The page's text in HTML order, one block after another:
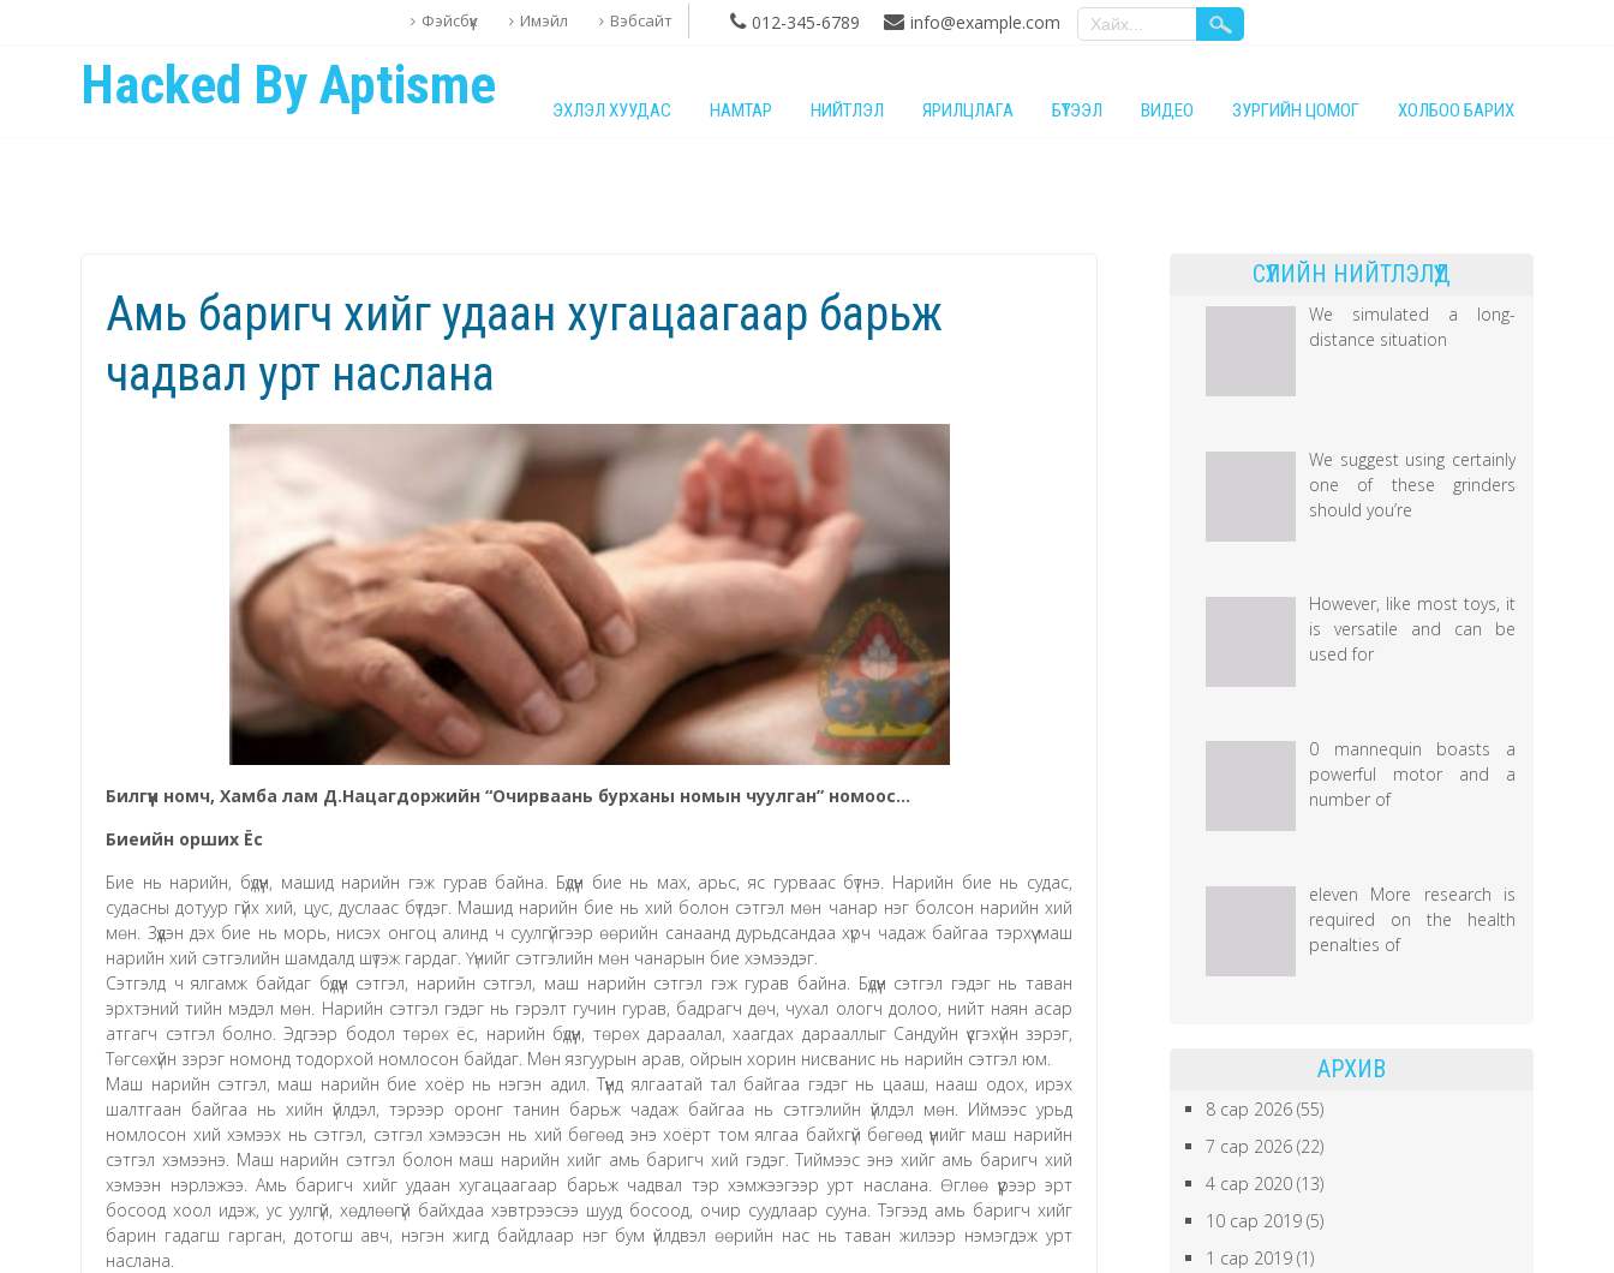
Фэйсбүүк Имэйл Вэбсайт 012-345-6789 info@example.com
Hacked By Aptisme ЭХЛЭЛ ХУУДАС НАМТАР НИЙТЛЭЛ ЯРИЛЦЛАГА БҮТЭЭЛ ВИДЕО ЗУРГИЙН ЦОМОГ ХОЛБОО БАРИХ
Амь баригч хийг удаан хугацаагаар барьж
чадвал урт наслана
Билгүүн номч, Хамба лам Д.Нацагдоржийн “Очирваань бурханы номын чуулган” номоос…
Биеийн орших Ёс
Бие нь нарийн, бүдүүн, машид нарийн гэж гурав байна. Бүдүүн бие нь мах, арьс, яс гурваас бүтнэ. Нарийн бие нь судас,
судасны дотуур гүйх хий, цус, дуслаас бүтдэг. Машид нарийн бие нь хий болон сэтгэл мөн чанар нэг болсон нарийн хий
мөн. Зүүдэн дэх бие нь морь, нисэх онгоц алинд ч суулгүйгээр өөрийн санаанд дурьдсандаа хүрч чадаж байгаа тэрхүү маш
нарийн хий сэтгэлийн шамдалд шүтэж гардаг. Үүнийг сэтгэлийн мөн чанарын бие хэмээдэг.
Сэтгэлд ч ялгамж байдаг бүдүүн сэтгэл, нарийн сэтгэл, маш нарийн сэтгэл гэж гурав байна. Бүдүүн сэтгэл гэдэг нь таван
эрхтэний тийн мэдэл мөн. Нарийн сэтгэл гэдэг нь гэрэлт гучин гурав, бадрагч дөч, чухал ологч долоо, нийт наян асар
атгагч сэтгэл болно. Эдгээр бодол төрөх ёс, нарийн бүдүүн, төрөх дараалал, хаагдах дарааллыг Сандуйн үүсгэхүйн зэрэг,
Төгсөхүйн зэрэг номонд тодорхой номлосон байдаг. Мөн язгуурын арав, ойрын хорин нисванис нь нарийн сэтгэл юм.
Маш нарийн сэтгэл, маш нарийн бие хоёр нь нэгэн адил. Түүнд ялгаатай тал байгаа гэдэг нь цааш, нааш одох, ирэх
шалтгаан байгаа нь хийн үйлдэл, тэрээр оронг танин барьж чадаж байгаа нь сэтгэлийн үйлдэл мөн. Иймээс урьд
номлосон хий хэмээх нь сэтгэл, сэтгэл хэмээсэн нь хий бөгөөд энэ хоёрт том ялгаа байхгүй бөгөөд үүнийг маш нарийн
сэтгэл хэмээнэ. Маш нарийн сэтгэл болон маш нарийн хийг амь баригч хий гэдэг. Тиймээс энэ хийг амь баригч хий
хэмээн нэрлэжээ. Амь баригч хийг удаан хугацаагаар барьж чадвал тэр хэмжээгээр урт наслана. Өглөө үүрээр эрт
босоод хоол идэж, ус уулгүй, хөдлөөгүй байхдаа хэвтрээсээ шууд босоод, очир суудлаар сууна. Тэгээд амь баригч хийг
барин гадагш гарган, дотогш авч, нэгэн жигд байдлаар нэг бум үйлдвэл өөрийн нас нь таван жилээр нэмэгдэж урт
наслана.
СҮҮЛИЙН НИЙТЛЭЛҮҮД
We simulated a long-
distance situation
We suggest using certainly
one of these grinders
should you’re
However, like most toys, it
is versatile and can be
used for
0 mannequin boasts a
powerful motor and a
number of
eleven More research is
required on the health
penalties of
АРХИВ
8 сар 2026 (55)
7 сар 2026 (22)
4 сар 2020 (13)
10 сар 2019 (5)
1 сар 2019 (1)